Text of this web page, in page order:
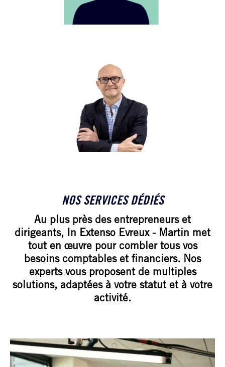
Expert-Comptable
NOS SERVICES DÉDIÉS
Au plus près des entrepreneurs et
dirigeants, In Extenso Evreux - Martin met
tout en œuvre pour combler tous vos
besoins comptables et financiers. Nos
experts vous proposent de multiples
solutions, adaptées à votre statut et à votre
activité.